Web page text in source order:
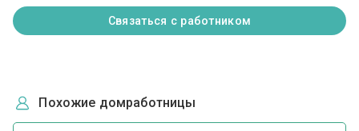
Связаться с работником
Похожие домработницы